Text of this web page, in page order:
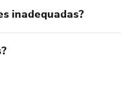
inadequadas?